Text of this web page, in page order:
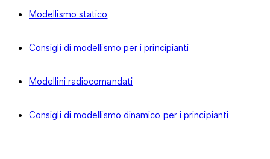
Modellismo statico
Consigli di modellismo per i principianti
Modellini radiocomandati
Consigli di modellismo dinamico per i principianti